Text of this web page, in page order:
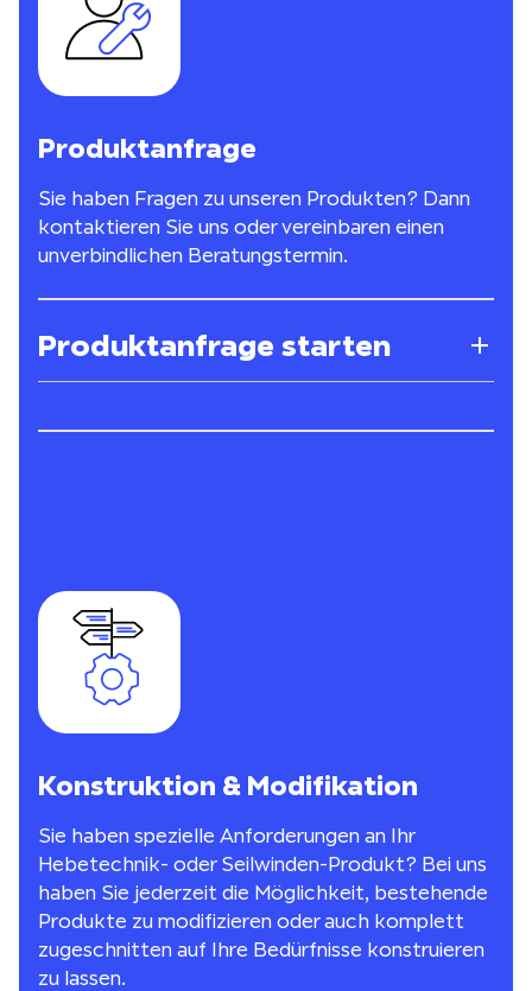
Produktanfrage
Sie haben Fragen zu unseren Produkten? Dann
kontaktieren Sie uns oder vereinbaren einen
unverbindlichen Beratungstermin.
Produktanfrage starten
Konstruktion & Modifikation
Sie haben spezielle Anforderungen an Ihr
Hebetechnik- oder Seilwinden-Produkt? Bei uns
haben Sie jederzeit die Möglichkeit, bestehende
Produkte zu modifizieren oder auch komplett
zugeschnitten auf Ihre Bedürfnisse konstruieren
zu lassen.